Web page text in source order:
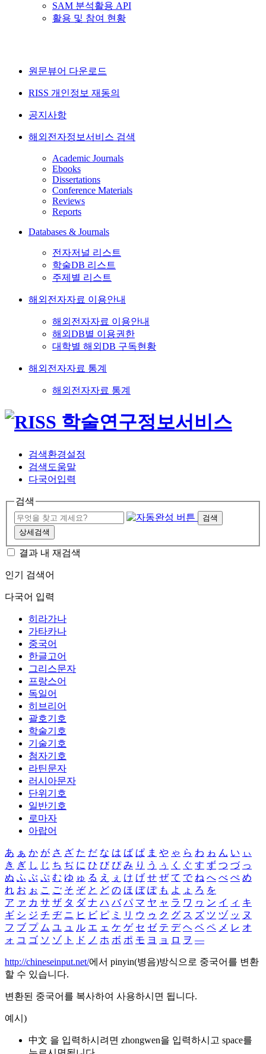
SAM 분석활용 API
활용 및 참여 현황
원문뷰어 다운로드
RISS 개인정보 재동의
공지사항
해외전자정보서비스 검색
Academic Journals
Ebooks
Dissertations
Conference Materials
Reviews
Reports
Databases & Journals
전자저널 리스트
학술DB 리스트
주제별 리스트
해외전자자료 이용안내
해외전자자료 이용안내
해외DB별 이용권한
대학별 해외DB 구독현황
해외전자자료 통계
해외전자자료 통계
검색환경설정
검색도움말
다국어입력
검색
검색
상세검색
결과 내 재검색
인기 검색어
다국어 입력
히라가나
가타카나
중국어
한글고어
그리스문자
프랑스어
독일어
히브리어
괄호기호
학술기호
기술기호
첨자기호
라틴문자
러시아문자
단위기호
일반기호
로마자
아랍어
あ ぁ か が さ ざ た だ な は ば ぱ ま や ゃ ら わ ゎ ん い ぃ
き ぎ し じ ち ぢ に ひ び ぴ み り う ぅ く ぐ す ず つ づ っ
ぬ ふ ぶ ぷ む ゆ ゅ る え ぇ け げ せ ぜ て で ね へ べ ぺ め
れ お ぉ こ ご そ ぞ と ど の ほ ぼ ぽ も よ ょ ろ を
ア ァ カ サ ザ タ ダ ナ ハ バ パ マ ヤ ャ ラ ワ ヮ ン イ ィ キ
ギ シ ジ チ ヂ ニ ヒ ビ ピ ミ リ ウ ゥ ク グ ス ズ ツ ヅ ッ ヌ
フ ブ プ ム ユ ュ ル エ ェ ケ ゲ セ ゼ テ デ ヘ ベ ペ メ レ オ
ォ コ ゴ ソ ゾ ト ド ノ ホ ボ ポ モ ヨ ョ ロ ヲ ―
http://chineseinput.net/에서 pinyin(병음)방식으로 중국어를 변환
할 수 있습니다.
변환된 중국어를 복사하여 사용하시면 됩니다.
예시)
中文 을 입력하시려면 zhongwen을 입력하시고 space를